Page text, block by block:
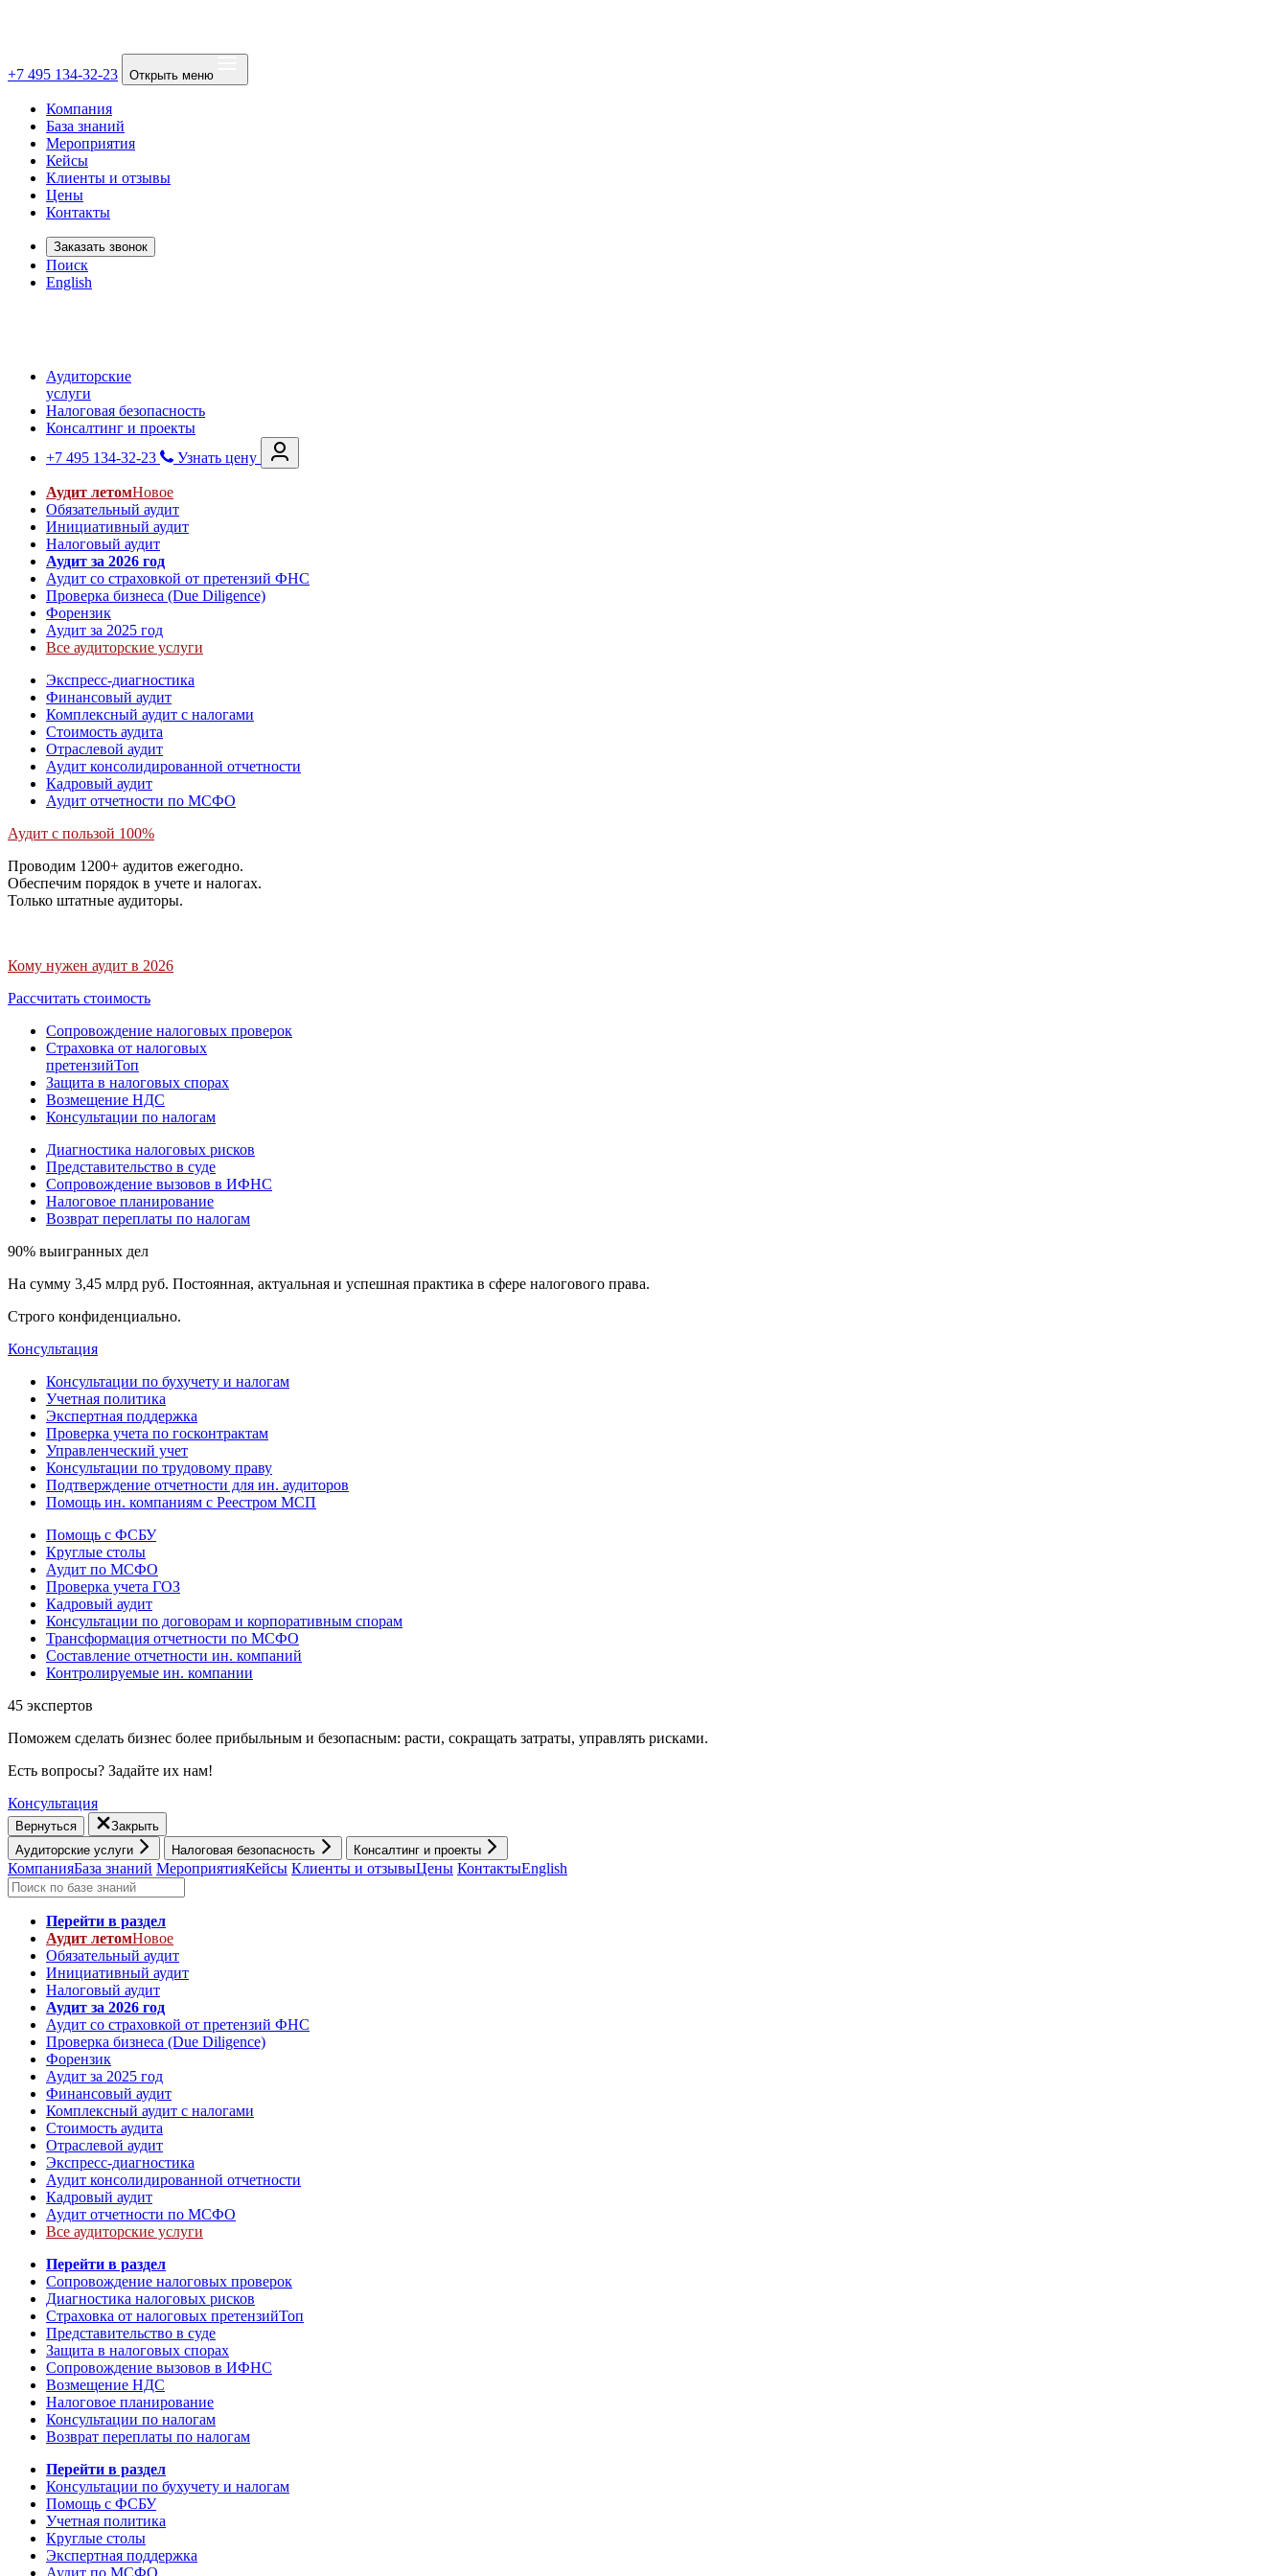
+7 495 134-32-23 Открыть меню
Компания
База знаний
Мероприятия
Кейсы
Клиенты и отзывы
Цены
Контакты
Заказать звонок
Поиск
English
Аудиторские
услуги
Налоговая безопасность
Консалтинг и проекты
+7 495 134-32-23
Узнать цену
Аудит летомНовое
Обязательный аудит
Инициативный аудит
Налоговый аудит
Аудит за 2026 год
Аудит со страховкой от претензий ФНС
Проверка бизнеса (Due Diligence)
Форензик
Аудит за 2025 год
Все аудиторские услуги
Экспресс-диагностика
Финансовый аудит
Комплексный аудит с налогами
Стоимость аудита
Отраслевой аудит
Аудит консолидированной отчетности
Кадровый аудит
Аудит отчетности по МСФО
Аудит с пользой 100%
Проводим 1200+ аудитов ежегодно.
Обеспечим порядок в учете и налогах.
Только штатные аудиторы.
Кому нужен аудит в 2026
Рассчитать стоимость
Сопровождение налоговых проверок
Страховка от налоговых
претензийТоп
Защита в налоговых спорах
Возмещение НДС
Консультации по налогам
Диагностика налоговых рисков
Представительство в суде
Сопровождение вызовов в ИФНС
Налоговое планирование
Возврат переплаты по налогам
90% выигранных дел
На сумму 3,45 млрд руб. Постоянная, актуальная и успешная практика в сфере налогового права.
Строго конфиденциально.
Консультация
Консультации по бухучету и налогам
Учетная политика
Экспертная поддержка
Проверка учета по госконтрактам
Управленческий учет
Консультации по трудовому праву
Подтверждение отчетности для ин. аудиторов
Помощь ин. компаниям с Реестром МСП
Помощь с ФСБУ
Круглые столы
Аудит по МСФО
Проверка учета ГОЗ
Кадровый аудит
Консультации по договорам и корпоративным спорам
Трансформация отчетности по МСФО
Составление отчетности ин. компаний
Контролируемые ин. компании
45 экспертов
Поможем сделать бизнес более прибыльным и безопасным: расти, cокращать затраты, управлять рисками.
Есть вопросы? Задайте их нам!
Консультация
Вернуться
Закрыть
Аудиторские услуги
Налоговая безопасность Консалтинг и проекты
КомпанияБаза знаний МероприятияКейсы Клиенты и отзывыЦены КонтактыEnglish
Перейти в раздел
Аудит летомНовое
Обязательный аудит
Инициативный аудит
Налоговый аудит
Аудит за 2026 год
Аудит со страховкой от претензий ФНС
Проверка бизнеса (Due Diligence)
Форензик
Аудит за 2025 год
Финансовый аудит
Комплексный аудит с налогами
Стоимость аудита
Отраслевой аудит
Экспресс-диагностика
Аудит консолидированной отчетности
Кадровый аудит
Аудит отчетности по МСФО
Все аудиторские услуги
Перейти в раздел
Сопровождение налоговых проверок
Диагностика налоговых рисков
Страховка от налоговых претензийТоп
Представительство в суде
Защита в налоговых спорах
Сопровождение вызовов в ИФНС
Возмещение НДС
Налоговое планирование
Консультации по налогам
Возврат переплаты по налогам
Перейти в раздел
Консультации по бухучету и налогам
Помощь с ФСБУ
Учетная политика
Круглые столы
Экспертная поддержка
Аудит по МСФО